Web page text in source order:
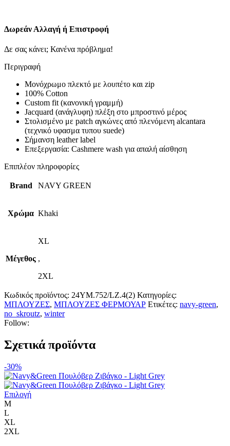
Δωρεάν Αλλαγή ή Επιστροφή
Δε σας κάνει; Κανένα πρόβλημα!
Περιγραφή
Μονόχρωμο πλεκτό με λουπέτο και zip
100% Cotton
Custom fit (κανονική γραμμή)
Jacquard (ανάγλυφη) πλέξη στο μπροστινό μέρος
Στολισμένο με patch αγκώνες από πλενόμενη alcantara
(τεχνικό υφασμα τυπου suede)
Σήμανση leather label
Επεξεργασία: Cashmere wash για απαλή αίσθηση
Επιπλέον πληροφορίες
Brand NAVY GREEN
Χρώμα Khaki
Μέγεθος
XL
,
2XL
Κωδικός προϊόντος: 24YM.752/LZ.4(2) Κατηγορίες:
ΜΠΛΟΥΖΕΣ, ΜΠΛΟΥΖΕΣ ΦΕΡΜΟΥΑΡ Ετικέτες: navy-green,
no_skroutz, winter
Follow:
Σχετικά προϊόντα
-30%
ΕπιλογήΑυτό
M
L
XL
2XL